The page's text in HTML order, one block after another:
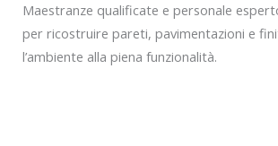
Maestranze qualificate e personale
per ricostruire pareti, pavimentazioni e
l’ambiente alla piena funzionalità.